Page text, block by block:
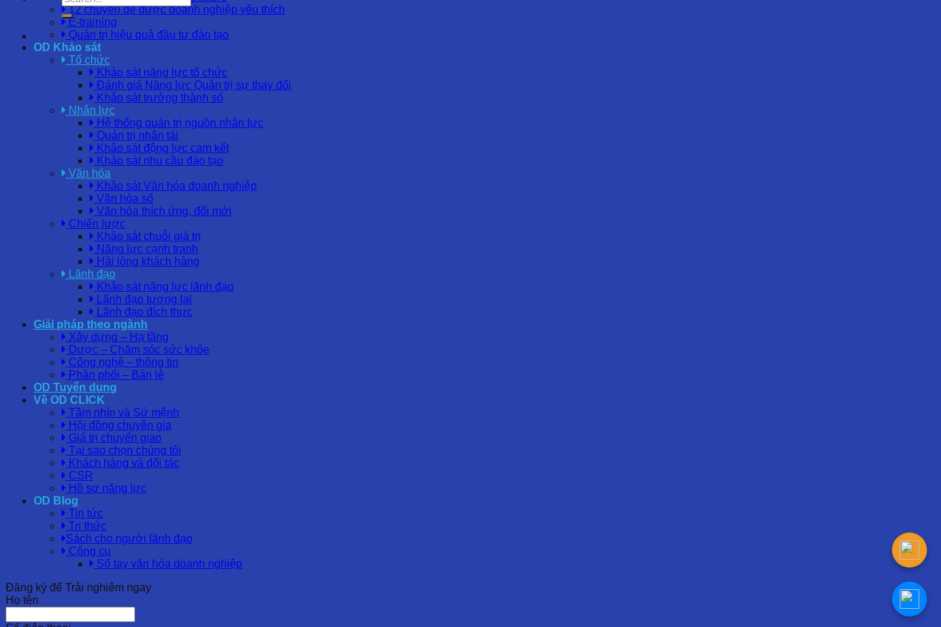
12 chuyên đề được doanh nghiệp yêu thích
E-training
Quản trị hiệu quả đầu tư đào tạo
OD Khảo sát
Tổ chức
Khảo sát năng lực tổ chức
Đánh giá Năng lực Quản trị sự thay đổi
Khảo sát trưởng thành số
Nhân lực
Hệ thống quản trị nguồn nhân lực
Quản trị nhân tài
Khảo sát động lực cam kết
Khảo sát nhu cầu đào tạo
Văn hóa
Khảo sát Văn hóa doanh nghiệp
Văn hóa số
Văn hóa thích ứng, đổi mới
Chiến lược
Khảo sát chuỗi giá trị
Năng lực cạnh tranh
Hài lòng khách hàng
Lãnh đạo
Khảo sát năng lực lãnh đạo
Lãnh đạo tương lai
Lãnh đạo đích thực
Giải pháp theo ngành
Xây dựng – Hạ tầng
Dược – Chăm sóc sức khỏe
Công nghệ – thông tin
Phân phối – Bán lẻ
OD Tuyển dụng
Về OD CLICK
Tầm nhìn và Sứ mệnh
Hội đồng chuyên gia
Giá trị chuyển giao
Tại sao chọn chúng tôi
Khách hàng và đối tác
CSR
Hồ sơ năng lực
OD Blog
Tin tức
Tri thức
Sách cho người lãnh đạo
Công cụ
Sổ tay văn hóa doanh nghiệp
Đăng ký để Trải nghiệm ngay
Họ tên